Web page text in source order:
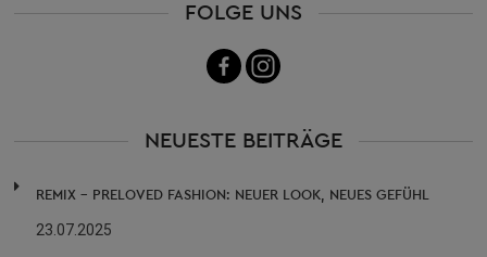
FOLGE UNS
NEUESTE BEITRÄGE
REMIX – PRELOVED FASHION: NEUER LOOK, NEUES GEFÜHL
23.07.2025